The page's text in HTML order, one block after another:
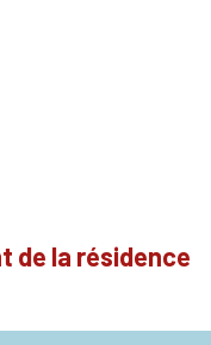
de la résidence